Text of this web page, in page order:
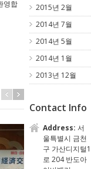
영합
2015년 2월
2014년 7월
2014년 5월
2014년 1월
2013년 12월
Contact Info
Address: 서
울특별시 금천
구 가산디지털1
로 204 반도아